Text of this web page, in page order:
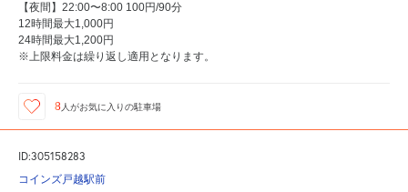
【夜間】22:00〜8:00 100円/90分
12時間最大1,000円
24時間最大1,200円
※上限料金は繰り返し適用となります。
8人がお気に入りの駐車場
ID:305158283
コインズ戸越駅前